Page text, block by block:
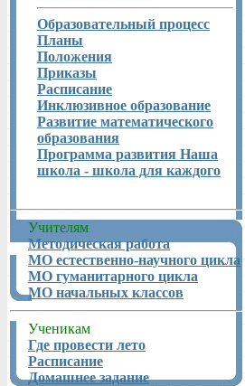
Образовательный процесс
Планы
Положения
Приказы
Расписание
Инклюзивное образование
Развитие математического
образования
Программа развития Наша
школа - школа для каждого
Учителям
Методическая работа
МО естественно-научного цикла
МО гуманитарного цикла
МО начальных классов
Ученикам
Где провести лето
Расписание
Домашнее задание